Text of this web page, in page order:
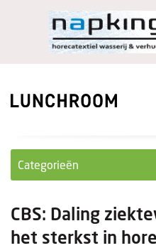
Categorieën
Ondernemen in...
CBS: Daling
het sterkst in